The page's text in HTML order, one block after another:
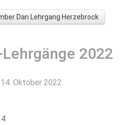
Dan Lehrgang Herzebrock
Lehrgänge 2022
Oktober 2022